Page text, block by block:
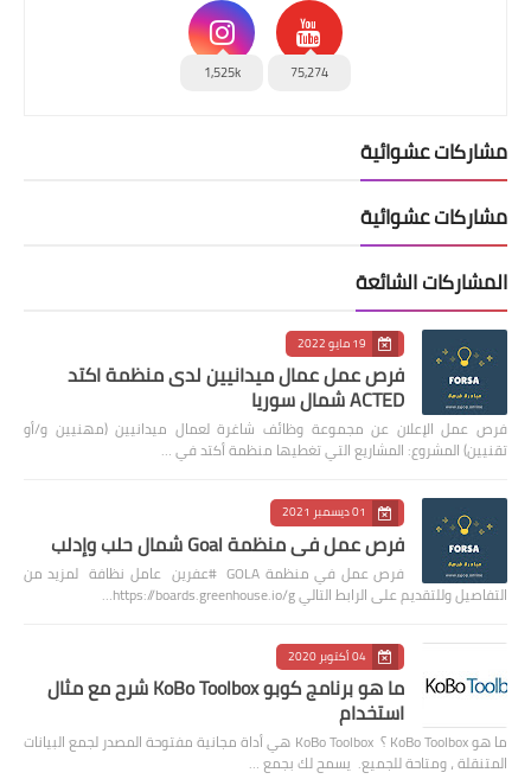
75,274
1,525k
مشاركات عشوائية
مشاركات عشوائية
المشاركات الشائعة
19 مايو 2022
فرص عمل عمال ميدانيين لدى منظمة اكتد
ACTED شمال سوريا
فرص عمل الإعلان عن مجموعة وظائف شاغرة لعمال ميدانيين (مهنيين و/أو
تقنيين) المشروع: المشاريع التي تغطيها منظمة أكتد في …
01 ديسمبر 2021
فرص عمل في منظمة Goal شمال حلب وإدلب
فرص عمل في منظمة GOLA #عفرين عامل نظافة لمزيد من
التفاصيل وللتقديم على الرابط التالي https://boards.greenhouse.io/g…
04 أكتوبر 2020
ما هو برنامج كوبو KoBo Toolbox شرح مع مثال
استخدام
ما هو KoBo Toolbox ؟ KoBo Toolbox هي أداة مجانية مفتوحة المصدر لجمع البيانات
المتنقلة ، ومتاحة للجميع. يسمح لك بجمع …